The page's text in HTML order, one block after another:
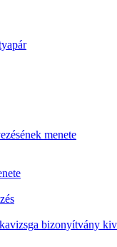
menete
bizonyítvány